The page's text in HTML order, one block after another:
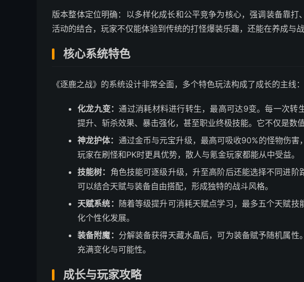
版本整体定位明确：以多样化成长和公平竞争为核心，强调装备靠打
活动的结合，玩家不仅能体验到传统的打怪爆装乐趣，还能在养成与
核心系统特色
《逐鹿之战》的系统设计非常全面，多个特色玩法构成了成长的主线：
化龙九变：通过消耗材料进行转生，最高可达9变。每一次转
提升、斩杀效果、暴击强化，甚至职业终极技能。它不仅是数
神龙护体： 通过金币与元宝升级，最高可吸收90%的怪物伤
玩家在刷怪和PK时更具优势，散人与氪金玩家都能从中受益。
技能树： 角色技能可逐级升级，升至高阶后还能选择不同进
可以结合天赋与装备自由搭配，形成独特的战斗风格。
天赋系统： 随着等级提升可消耗天赋点学习，最多五个天赋
化个性化发展。
装备附魔： 分解装备获得天藏水晶后，可为装备赋予随机属
充满变化与可能性。
成长与玩家攻略